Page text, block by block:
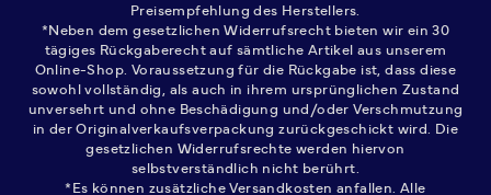
Preisempfehlung des Herstellers.
*Neben dem gesetzlichen Widerrufsrecht bieten wir ein 30
tägiges Rückgaberecht auf sämtliche Artikel aus unserem
Online-Shop. Voraussetzung für die Rückgabe ist, dass diese
sowohl vollständig, als auch in ihrem ursprünglichen Zustand
unversehrt und ohne Beschädigung und/oder Verschmutzung
in der Originalverkaufsverpackung zurückgeschickt wird. Die
gesetzlichen Widerrufsrechte werden hiervon
selbstverständlich nicht berührt.
*Es können zusätzliche Versandkosten anfallen. Alle